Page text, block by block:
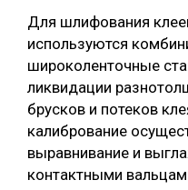
Для шлифования
используются
широколенточные
ликвидации
брусков и потеков
калибрование
выравнивание и
контактными